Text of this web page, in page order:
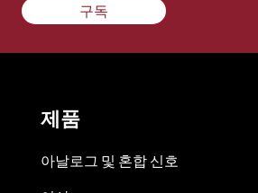
구독
제품
아날로그 및 혼합 신호